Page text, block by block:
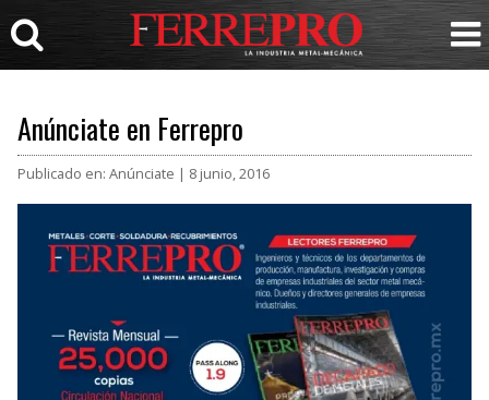
Anúnciate en Ferrepro
Publicado en: Anúnciate | 8 junio, 2016